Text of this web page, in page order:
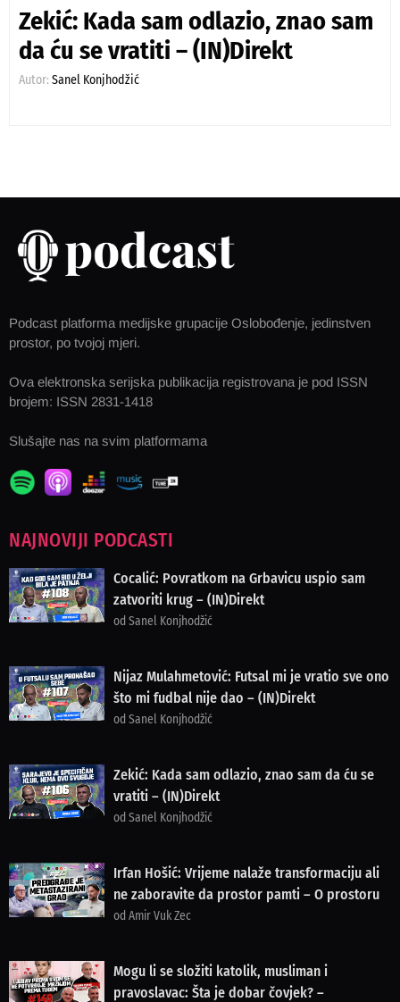
Zekić: Kada sam odlazio, znao sam
da ću se vratiti – (IN)Direkt
Autor: Sanel Konjhodžić
Podcast platforma medijske grupacije Oslobođenje, jedinstven
prostor, po tvojoj mjeri.
Ova elektronska serijska publikacija registrovana je pod ISSN
brojem: ISSN 2831-1418
Slušajte nas na svim platformama
NAJNOVIJI PODCASTI
Cocalić: Povratkom na Grbavicu uspio sam
zatvoriti krug – (IN)Direkt
od Sanel Konjhodžić
Nijaz Mulahmetović: Futsal mi je vratio sve ono
što mi fudbal nije dao – (IN)Direkt
od Sanel Konjhodžić
Zekić: Kada sam odlazio, znao sam da ću se
vratiti – (IN)Direkt
od Sanel Konjhodžić
Irfan Hošić: Vrijeme nalaže transformaciju ali
ne zaboravite da prostor pamti – O prostoru
od Amir Vuk Zec
Mogu li se složiti katolik, musliman i
pravoslavac: Šta je dobar čovjek? –